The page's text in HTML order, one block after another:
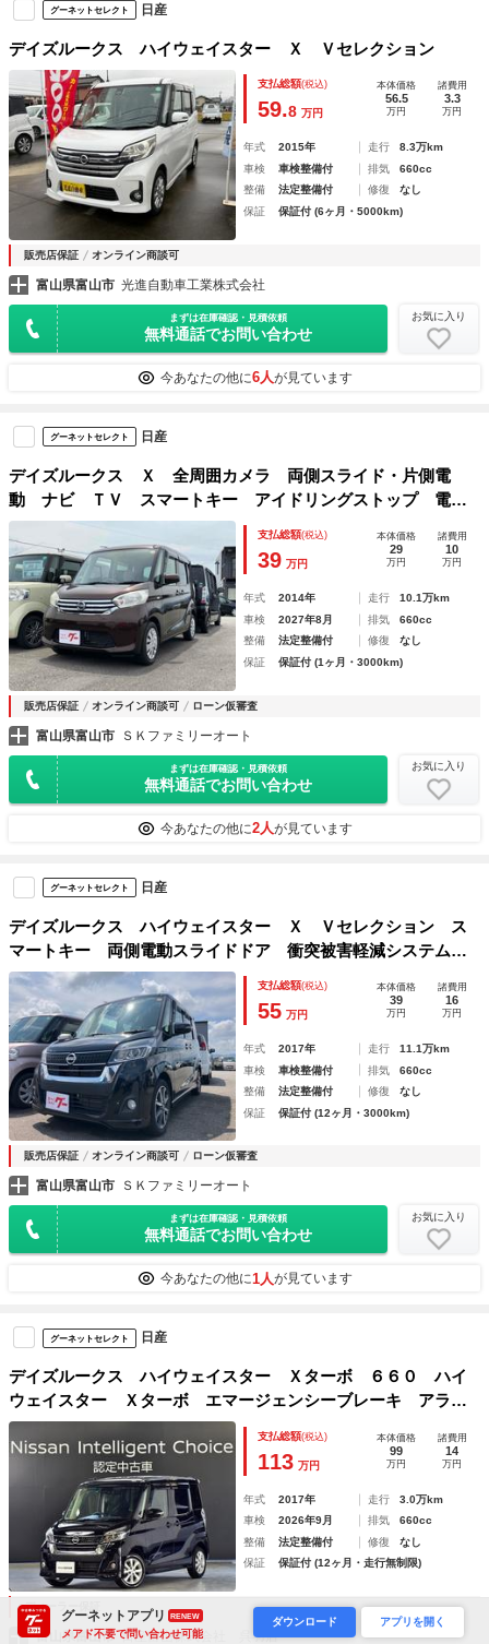
グーネットセレクト 日産
デイズルークス ハイウェイスター Ｘ Ｖセレクション
支払総額(税込)
59.8 万円
本体価格
56.5
万円
諸費用
3.3
万円
年式 2015年 走行
8.3万km
車検
車検整備付 排気
660cc
整備
法定整備付 修復
なし
保証
保証付 (6ヶ月・5000km)
販売店保証 オンライン商談可
富山県富山市 光進自動車工業株式会社
まずは在庫確認・見積依頼
無料通話でお問い合わせ
お気に入り
今あなたの他に6人が見ています
グーネットセレクト 日産
デイズルークス Ｘ 全周囲カメラ 両側スライド・片側電
動 ナビ ＴＶ スマートキー アイドリングストップ 電動
格納ミラー ベンチシート ＣＶＴ 盗難防止システム ＡＢ
Ｓ ＣＤ ＵＳＢ エアコン パワーステアリング
支払総額(税込)
39 万円
本体価格
29
万円
諸費用
10
万円
年式 2014年 走行
10.1万km
車検
2027年8月 排気
660cc
整備
法定整備付 修復
なし
保証
保証付 (1ヶ月・3000km)
販売店保証 オンライン商談可 ローン仮審査
富山県富山市 ＳＫファミリーオート
まずは在庫確認・見積依頼
無料通話でお問い合わせ
お気に入り
今あなたの他に2人が見ています
グーネットセレクト 日産
デイズルークス ハイウェイスター Ｘ Ｖセレクション ス
マートキー 両側電動スライドドア 衝突被害軽減システム
ナビ バックカメラ 全周囲カメラ ＥＴＣ ドライブレコー
ダー フルフラットシート ＬＥＤヘッドライト
支払総額(税込)
55 万円
本体価格
39
万円
諸費用
16
万円
年式 2017年 走行
11.1万km
車検
車検整備付 排気
660cc
整備
法定整備付 修復
なし
保証
保証付 (12ヶ月・3000km)
販売店保証 オンライン商談可 ローン仮審査
富山県富山市 ＳＫファミリーオート
まずは在庫確認・見積依頼
無料通話でお問い合わせ
お気に入り
今あなたの他に1人が見ています
グーネットセレクト 日産
デイズルークス ハイウェイスター Ｘターボ ６６０ ハイ
ウェイスター Ｘターボ エマージェンシーブレーキ アラウ
ンドビューモニター 踏み間違い衝突防止アシスト メモリー
ナビ ドライブレコーダー カーテレビ（地デジ） 車線逸脱
警報 スライドドア
支払総額(税込)
113 万円
本体価格
99
万円
諸費用
14
万円
年式 2017年 走行
3.0万km
車検
2026年9月 排気
660cc
整備
法定整備付 修復
なし
保証
保証付 (12ヶ月・走行無制限)
ディーラー保証
富山県富山市 日産富山株式会社 呉羽店
グーネットアプリ RENEW
メアド不要で問い合わせ可能
ダウンロード アプリを開く